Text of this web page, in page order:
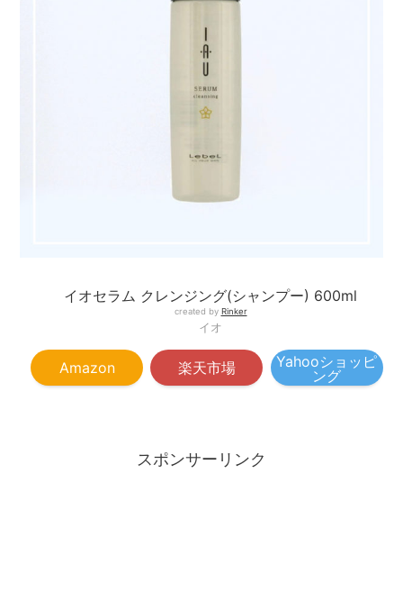
イオセラム クレンジング(シャンプー) 600ml
created by Rinker
イオ
Amazon 楽天市場
Yahooショッピ
ング
スポンサーリンク